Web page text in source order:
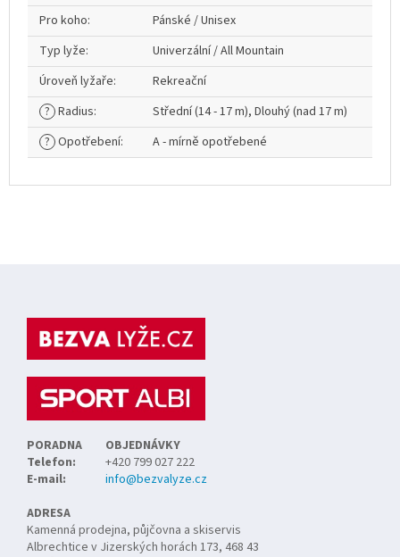
Pro koho:
Pánské / Unisex
Typ lyže:
Univerzální / All Mountain
Úroveň lyžaře:
Rekreační
? Radius:
Střední (14 - 17 m), Dlouhý (nad 17 m)
? Opotřebení: A - mírně opotřebené
PORADNA
OBJEDNÁVKY
Telefon:
+420 799 027 222
E-mail:
info@bezvalyze.cz
ADRESA
Kamenná prodejna, půjčovna a skiservis
Albrechtice v Jizerských horách 173, 468 43